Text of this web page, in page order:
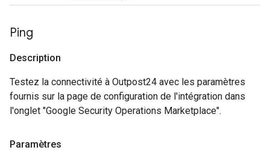
Ping
Description
Testez la connectivité à Outpost24 avec les paramètres
fournis sur la page de configuration de l'intégration dans
l'onglet "Google Security Operations Marketplace".
Paramètres